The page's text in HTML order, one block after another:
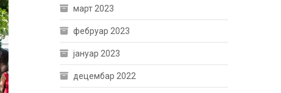
март 2023
фебруар 2023
јануар 2023
децембар 2022